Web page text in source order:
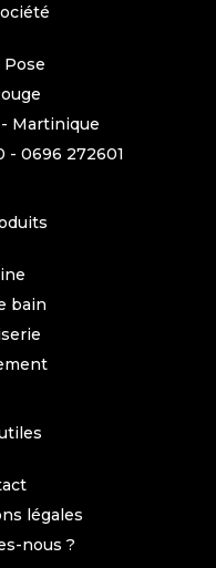
Martinique
- 0696 272601
bain
légales
nous ?